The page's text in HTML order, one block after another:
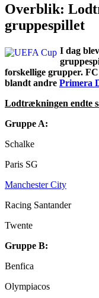
Overblik:
gruppespillet
I dag
forskellige grupper.
blandt andre Primera
Lodtrækningen endte
Gruppe A:
Schalke
Paris SG
Manchester City
Racing Santander
Twente
Gruppe B:
Benfica
Olympiacos